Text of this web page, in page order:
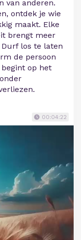
van anderen.
ontdek je wie
maakt. Elke
brengt meer
los te laten
de persoon
op het
00:04:22